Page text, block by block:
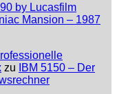
by Lucasfilm
Mansion – 1987
zu
IBM 5150 – Der